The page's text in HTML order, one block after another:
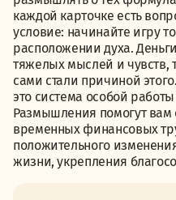
каждой карточке есть
условие: начинайте игру
расположении духа.
тяжелых мыслей и чувств,
сами стали причиной
это система особой
Размышления помогут
временных финансовых
положительного
жизни, укрепления